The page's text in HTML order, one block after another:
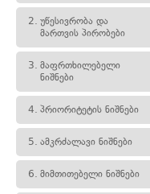
2. უწესივრობა და
მართვის პირობები
3. მაფრთხილებელი
ნიშნები
4. პრიორიტეტის ნიშნები
5. ამკრძალავი ნიშნები
6. მიმთითებელი ნიშნები